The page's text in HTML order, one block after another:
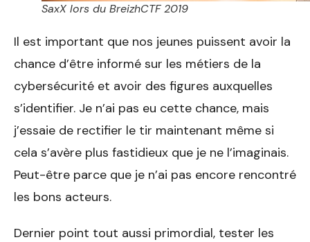
SaxX lors du BreizhCTF 2019
Il est important que nos jeunes puissent avoir la
chance d’être informé sur les métiers de la
cybersécurité et avoir des figures auxquelles
s’identifier. Je n’ai pas eu cette chance, mais
j’essaie de rectifier le tir maintenant même si
cela s’avère plus fastidieux que je ne l’imaginais.
Peut-être parce que je n’ai pas encore rencontré
les bons acteurs.
Dernier point tout aussi primordial, tester les